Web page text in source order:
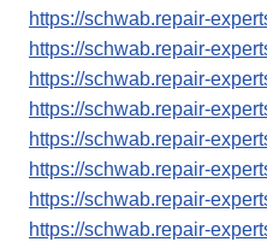
https://schwab.repair-
https://schwab.repair-
https://schwab.repair-
https://schwab.repair-
https://schwab.repair-
https://schwab.repair-
https://schwab.repair-
https://schwab.repair-